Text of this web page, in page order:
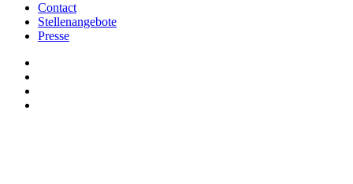
Contact
Stellenangebote
Presse